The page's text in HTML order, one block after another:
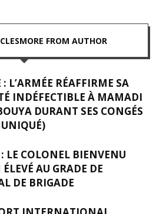
MORE FROM AUTHOR
: L’ARMÉE RÉAFFIRME SA
INDÉFECTIBLE À MAMADI
DURANT SES CONGÉS
LE COLONEL BIENVENU
AU GRADE DE
DE BRIGADE